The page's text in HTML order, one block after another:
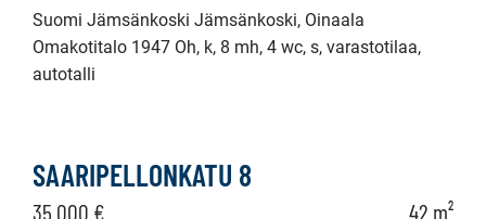
Suomi Jämsänkoski Jämsänkoski, Oinaala
Omakotitalo 1947 Oh, k, 8 mh, 4 wc, s, varastotilaa,
autotalli
SAARIPELLONKATU 8
35 000 € 42 m²